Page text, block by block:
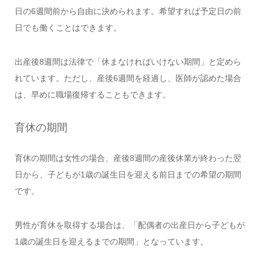
日の6週間前から自由に決められます。希望すれば予定日の前
日でも働くことはできます。
出産後8週間は法律で「休まなければいけない期間」と定めら
れています。ただし、産後6週間を経過し、医師が認めた場合
は、早めに職場復帰することもできます。
育休の期間
育休の期間は女性の場合、産後8週間の産後休業が終わった翌
日から、子どもが1歳の誕生日を迎える前日までの希望の期間
です。
男性が育休を取得する場合は、「配偶者の出産日から子どもが
1歳の誕生日を迎えるまでの期間」となっています。